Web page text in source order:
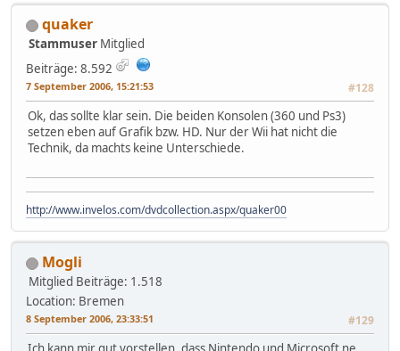
quaker
Stammuser Mitglied
Beiträge: 8.592
7 September 2006, 15:21:53 #128
Ok, das sollte klar sein. Die beiden Konsolen (360 und Ps3)
setzen eben auf Grafik bzw. HD. Nur der Wii hat nicht die
Technik, da machts keine Unterschiede.
http://www.invelos.com/dvdcollection.aspx/quaker00
Mogli
Mitglied Beiträge: 1.518
Location: Bremen
8 September 2006, 23:33:51 #129